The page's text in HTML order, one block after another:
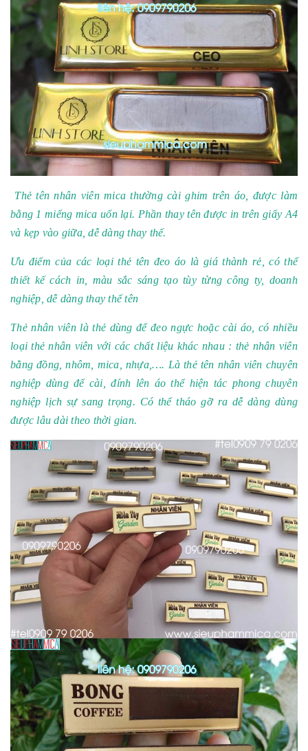
Thẻ tên nhân viên mica thường cài ghim trên áo, được làm
bằng 1 miếng mica uốn lại. Phần thay tên được in trên giấy A4
và kẹp vào giữa, dễ dàng thay thế.
Ưu điểm của các loại thẻ tên đeo áo là giá thành rẻ, có thể
thiết kế cách in, màu sắc sáng tạo tùy từng công ty, doanh
nghiệp, dễ dàng thay thế tên
Thẻ nhân viênlà thẻ dùng để đeo ngực hoặc cài áo, có nhiều
loại thẻ nhân viên với các chất liệu khác nhau : thẻ nhân viên
bằng đồng, nhôm, mica, nhựa,…. Là thẻ tên nhân viên chuyên
nghiệp dùng để cài, đính lên áo thể hiện tác phong chuyên
nghiệp lịch sự sang trọng. Có thể tháo gỡ ra dễ dàng dùng
được lâu dài theo thời gian.